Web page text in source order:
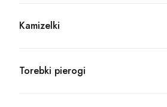
Kategoria - Kamizelki
Kamizelki
Kategoria - Torebki pierogi
Torebki pierogi